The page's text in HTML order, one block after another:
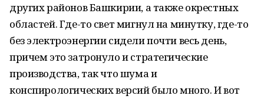
других районов Башкирии, а также окрестных
областей. Где-то свет мигнул на минутку, где-то
без электроэнергии сидели почти весь день,
причем это затронуло и стратегические
производства, так что шума и
конспирологических версий было много. И вот